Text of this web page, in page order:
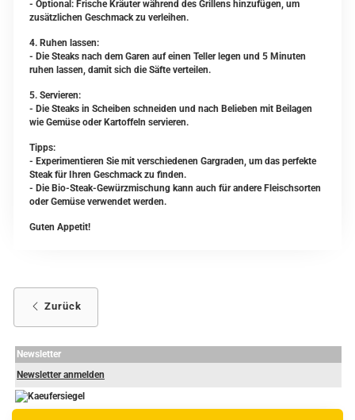
- Optional: Frische Kräuter während des Grillens hinzufügen, um
zusätzlichen Geschmack zu verleihen.
4. Ruhen lassen:
- Die Steaks nach dem Garen auf einen Teller legen und 5 Minuten
ruhen lassen, damit sich die Säfte verteilen.
5. Servieren:
- Die Steaks in Scheiben schneiden und nach Belieben mit Beilagen
wie Gemüse oder Kartoffeln servieren.
Tipps:
- Experimentieren Sie mit verschiedenen Gargraden, um das perfekte
Steak für Ihren Geschmack zu finden.
- Die Bio-Steak-Gewürzmischung kann auch für andere Fleischsorten
oder Gemüse verwendet werden.
Guten Appetit!
Zurück
Newsletter
Newsletter anmelden